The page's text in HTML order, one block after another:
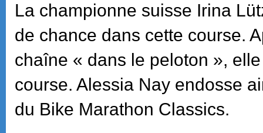
La championne suisse Irina
de chance dans cette course.
chaîne « dans le peloton »,
course. Alessia Nay endosse
du Bike Marathon Classics.